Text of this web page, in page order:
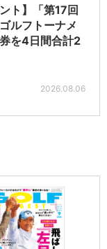
ト】「第17回
ルフトーナメ
を4日間合計2
2026.08.06